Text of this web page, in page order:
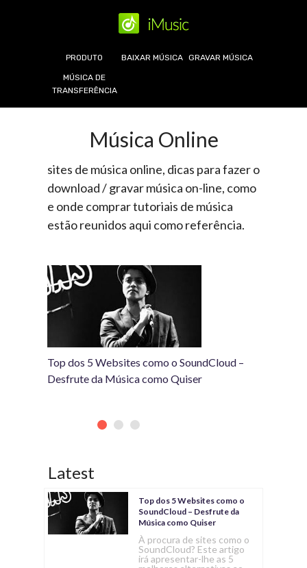
PRODUTO BAIXAR MÚSICA GRAVAR MÚSICA
MÚSICA DE
TRANSFERÊNCIA
Música Online
sites de música online, dicas para fazer o
download / gravar música on-line, como
e onde comprar tutoriais de música
estão reunidos aqui como referência.
Top dos 5 Websites como o SoundCloud –
Desfrute da Música como Quiser
Latest
Top dos 5 Websites como o
SoundCloud – Desfrute da
Música como Quiser
À procura de sites como o
SoundCloud? Este artigo
irá apresentar-lhe as 5